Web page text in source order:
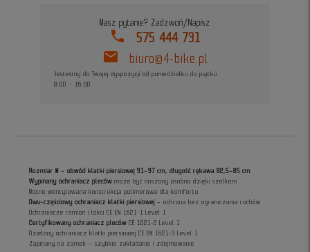
Masz pytanie? Zadzwoń/Napisz
phone 575 444 731
mail biuro@4-bike.pl
Jesteśmy do Twojej dyspozycji od poniedziałku do piątku
8:00 - 16:00
Rozmiar M – obwód klatki piersiowej 91–97 cm, długość rękawa 82,5–85 cm
Wypinany ochraniacz pleców może być noszony osobno dzięki szelkom
Mocno wentylowana konstrukcja polimerowa dla komfortu
Dwu-częściowy ochraniacz klatki piersiowej – ochrona bez ograniczania ruchów
Ochraniacze ramion i łokci CE EN 1621-1 Level 1
Certyfikowany ochraniacz pleców CE 1621-2 Level 1
Dzielony ochraniacz klatki piersiowej CE EN 1621-3 Level 1
Zapinany na zamek – szybkie zakładanie i zdejmowanie